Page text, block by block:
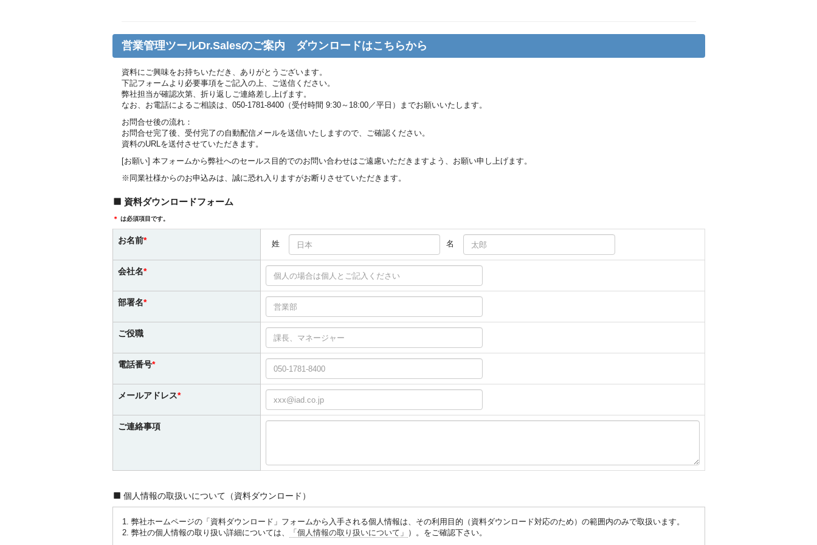
営業管理ツールDr.Salesのご案内 ダウンロードはこちらから
資料にご興味をお持ちいただき、ありがとうございます。
下記フォームより必要事項をご記入の上、ご送信ください。
弊社担当が確認次第、折り返しご連絡差し上げます。
なお、お電話によるご相談は、050-1781-8400（受付時間 9:30～18:00／平日）までお願いいたします。
お問合せ後の流れ：
お問合せ完了後、受付完了の自動配信メールを送信いたしますので、ご確認ください。
資料のURLを送付させていただきます。
[お願い] 本フォームから弊社へのセールス目的でのお問い合わせはご遠慮いただきますよう、お願い申し上げます。
※同業社様からのお申込みは、誠に恐れ入りますがお断りさせていただきます。
資料ダウンロードフォーム
＊ は必須項目です。
お名前 姓 名
会社名
部署名
ご役職
電話番号
メールアドレス
ご連絡事項
個人情報の取扱いについて（資料ダウンロード）
1. 弊社ホームページの「資料ダウンロード」フォームから入手される個人情報は、その利用目的（資料ダウンロード対応のため）の範囲内のみで取扱います。
2. 弊社の個人情報の取り扱い詳細については、
「個人情報の取り扱いについて」 ）。をご確認下さい。